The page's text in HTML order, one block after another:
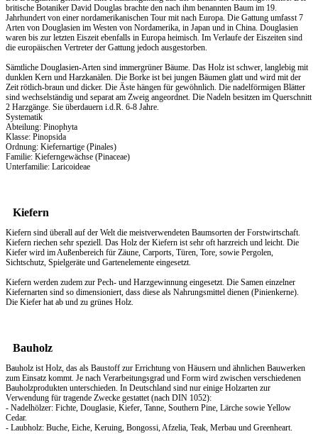
britische Botaniker David Douglas brachte den nach ihm benannten Baum im 19.
Jahrhundert von einer nordamerikanischen Tour mit nach Europa. Die Gattung umfasst 7
Arten von Douglasien im Westen von Nordamerika, in Japan und in China. Douglasien
waren bis zur letzten Eiszeit ebenfalls in Europa heimisch. Im Verlaufe der Eiszeiten sind
die europäischen Vertreter der Gattung jedoch ausgestorben.
Sämtliche Douglasien-Arten sind immergrüner Bäume. Das Holz ist schwer, langlebig mit
dunklen Kern und Harzkanälen. Die Borke ist bei jungen Bäumen glatt und wird mit der
Zeit rötlich-braun und dicker. Die Äste hängen für gewöhnlich. Die nadelförmigen Blätter
sind wechselständig und separat am Zweig angeordnet. Die Nadeln besitzen im Querschnitt
2 Harzgänge. Sie überdauern i.d.R. 6-8 Jahre.
Systematik
Abteilung: Pinophyta
Klasse: Pinopsida
Ordnung: Kiefernartige (Pinales)
Familie: Kieferngewächse (Pinaceae)
Unterfamilie: Laricoideae
Kiefern
Kiefern sind überall auf der Welt die meistverwendeten Baumsorten der Forstwirtschaft.
Kiefern riechen sehr speziell. Das Holz der Kiefern ist sehr oft harzreich und leicht. Die
Kiefer wird im Außenbereich für Zäune, Carports, Türen, Tore, sowie Pergolen,
Sichtschutz, Spielgeräte und Gartenelemente eingesetzt.
Kiefern werden zudem zur Pech- und Harzgewinnung eingesetzt. Die Samen einzelner
Kiefernarten sind so dimensioniert, dass diese als Nahrungsmittel dienen (Pinienkerne).
Die Kiefer hat ab und zu grünes Holz.
Bauholz
Bauholz ist Holz, das als Baustoff zur Errichtung von Häusern und ähnlichen Bauwerken
zum Einsatz kommt. Je nach Verarbeitungsgrad und Form wird zwischen verschiedenen
Bauholzprodukten unterschieden. In Deutschland sind nur einige Holzarten zur
Verwendung für tragende Zwecke gestattet (nach DIN 1052):
- Nadelhölzer: Fichte, Douglasie, Kiefer, Tanne, Southern Pine, Lärche sowie Yellow
Cedar.
- Laubholz: Buche, Eiche, Keruing, Bongossi, Afzelia, Teak, Merbau und Greenheart.